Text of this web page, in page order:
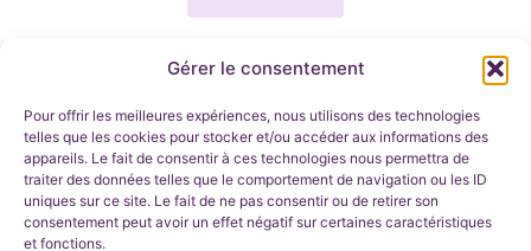
Gérer le consentement
Pour offrir les meilleures expériences, nous utilisons des technologies
telles que les cookies pour stocker et/ou accéder aux informations des
appareils. Le fait de consentir à ces technologies nous permettra de
traiter des données telles que le comportement de navigation ou les ID
uniques sur ce site. Le fait de ne pas consentir ou de retirer son
consentement peut avoir un effet négatif sur certaines caractéristiques
et fonctions.
1 (514) 358-9877
Facebook